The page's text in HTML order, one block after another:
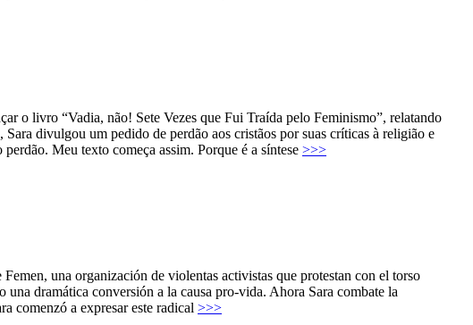
o livro “Vadia, não! Sete Vezes que Fui Traída pelo Feminismo”, relatando
divulgou um pedido de perdão aos cristãos por suas críticas à religião e
Meu texto começa assim. Porque é a síntese >>>
una organización de violentas activistas que protestan con el torso
dramática conversión a la causa pro-vida. Ahora Sara combate la
comenzó a expresar este radical >>>